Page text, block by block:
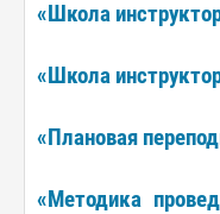
«Школа
«Школа
«Плановая
«Методика